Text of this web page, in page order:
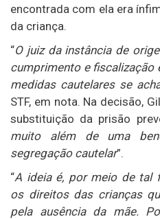
encontrada com ela era
da criança.
“O juiz da instância de
cumprimento e fiscalização
medidas cautelares se
STF, em nota. Na decisão,
substituição da prisão
muito além de uma
segregação cautelar”.
“A ideia é, por meio de tal
os direitos das crianças
pela ausência da mãe.